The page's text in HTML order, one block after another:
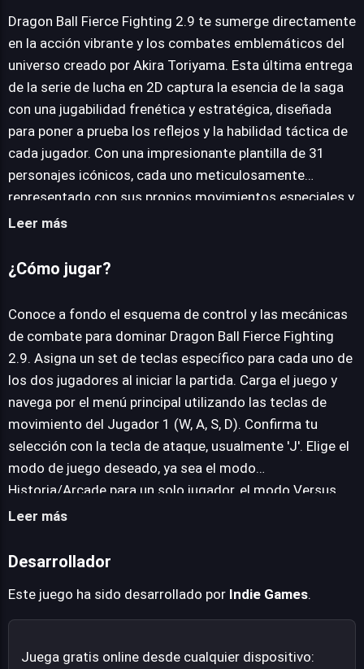
JUEGALO AHORA
Dragon Ball Fierce Fighting 2.9 te sumerge directamente
en la acción vibrante y los combates emblemáticos del
universo creado por Akira Toriyama. Esta última entrega
de la serie de lucha en 2D captura la esencia de la saga
con una jugabilidad frenética y estratégica, diseñada
para poner a prueba los reflejos y la habilidad táctica de
cada jugador. Con una impresionante plantilla de 31
personajes icónicos, cada uno meticulosamente
representado con sus propios movimientos especiales y
habilidades distintivas, el título garantiza una variedad y
a acompañar a Goku en su eterna búsqueda de las
está sembrado de peligros, presentando una galería de
adversarios formidables que abarcan toda la cronología
de Dragon Ball. Desde el amenazante Raditz, hermano
mayor de Goku, hasta la imponente presencia de Beerus,
el Dios de la Destrucción, los desafíos son colosales y
exigirán el máximo dominio de cada luchador. Es una
propuesta sólida para los aficionados a la lucha y al
manganime.
Leer más
¿Cómo jugar?
Conoce a fondo el esquema de control y las mecánicas
de combate para dominar Dragon Ball Fierce Fighting
2.9. Asigna un set de teclas específico para cada uno de
los dos jugadores al iniciar la partida. Carga el juego y
navega por el menú principal utilizando las teclas de
movimiento del Jugador 1 (W, A, S, D). Confirma tu
selección con la tecla de ataque, usualmente 'J'. Elige el
modo de juego deseado, ya sea el modo
Historia/Arcade para un solo jugador, el modo Versus
para dos jugadores, o el modo Cooperativo para dos
31 luchadores disponibles en la pantalla de selección.
acción.
Leer más
Desarrollador
Este juego ha sido desarrollado por Indie Games.
Juega gratis online desde cualquier dispositivo: